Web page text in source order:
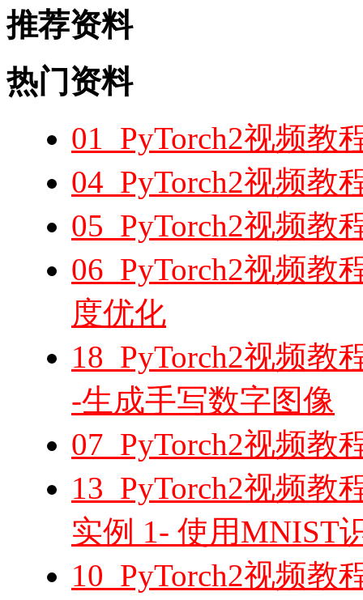
推荐资料
热门资料
01_PyTorch2视频教
04_PyTorch2视频教
05_PyTorch2视频教
06_PyTorch2视频教
度优化
18_PyTorch2视频教
-生成手写数字图像
07_PyTorch2视频教
13_PyTorch2视频教
实例 1- 使用MNIST
10_PyTorch2视频教